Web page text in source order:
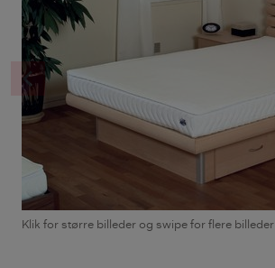
chevron_left
Klik for større billeder og swipe for flere billeder